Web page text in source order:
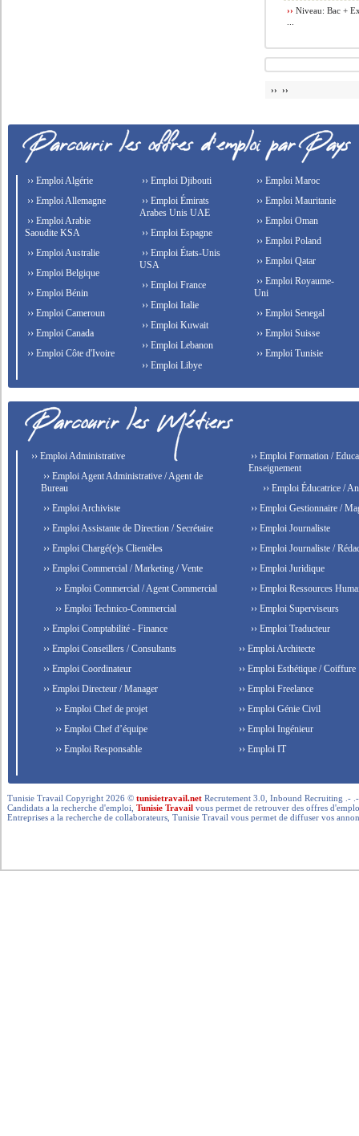
›› Niveau: Bac +
›› ››
›› Emploi Algérie
›› Emploi Allemagne
›› Emploi Arabie
Saoudite KSA
›› Emploi Australie
›› Emploi Belgique
›› Emploi Bénin
›› Emploi Cameroun
›› Emploi Canada
›› Emploi Côte d'Ivoire
›› Emploi Djibouti
›› Emploi Émirats
Arabes Unis UAE
›› Emploi Espagne
›› Emploi États-Unis
USA
›› Emploi France
›› Emploi Italie
›› Emploi Kuwait
›› Emploi Lebanon
›› Emploi Libye
›› Emploi Maroc
›› Emploi Mauritanie
›› Emploi Oman
›› Emploi Poland
›› Emploi Qatar
›› Emploi Royaume-
Uni
›› Emploi Senegal
›› Emploi Suisse
›› Emploi Tunisie
›› Emploi Administrative
›› Emploi Agent Administrative / Agent de
Bureau
›› Emploi Archiviste
›› Emploi Assistante de Direction / Secrétaire
›› Emploi Chargé(e)s Clientèles
›› Emploi Commercial / Marketing / Vente
›› Emploi Commercial / Agent Commercial
›› Emploi Technico-Commercial
›› Emploi Comptabilité - Finance
›› Emploi Conseillers / Consultants
›› Emploi Coordinateur
›› Emploi Directeur / Manager
›› Emploi Chef de projet
›› Emploi Chef d’équipe
›› Emploi Responsable
›› Emploi Formation /
Enseignement
›› Emploi Éducatrice /
›› Emploi Gestionnaire /
›› Emploi Journaliste
›› Emploi Journaliste /
›› Emploi Juridique
›› Emploi Ressources
›› Emploi Superviseurs
›› Emploi Traducteur
›› Emploi Architecte
›› Emploi Esthétique / Coiffure
›› Emploi Freelance
›› Emploi Génie Civil
›› Emploi Ingénieur
›› Emploi IT
Tunisie Travail Copyright 2026 ©tunisietravail.net Recrutement 3.0, Inbound Recruiting .-
Candidats a la recherche d'emploi,Tunisie Travail vous permet de retrouver des offres
Entreprises a la recherche de collaborateurs, Tunisie Travail vous permet de diffuser vos